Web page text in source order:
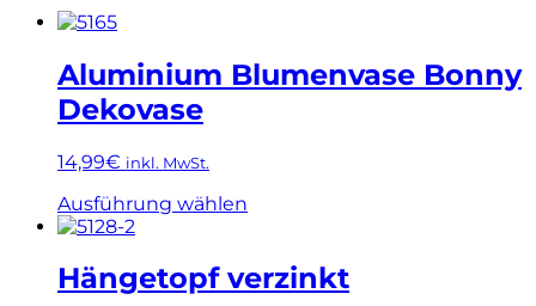
der
Dieses
weist
mehrere
Varianten
Die
Optionen
können
auf
Produktseite
gewählt
Aluminium Blumenvase Bonny
Dekovase
14,99€ inkl. MwSt.
Ausführung wählen
mehrere
Varianten
Hängetopf verzinkt